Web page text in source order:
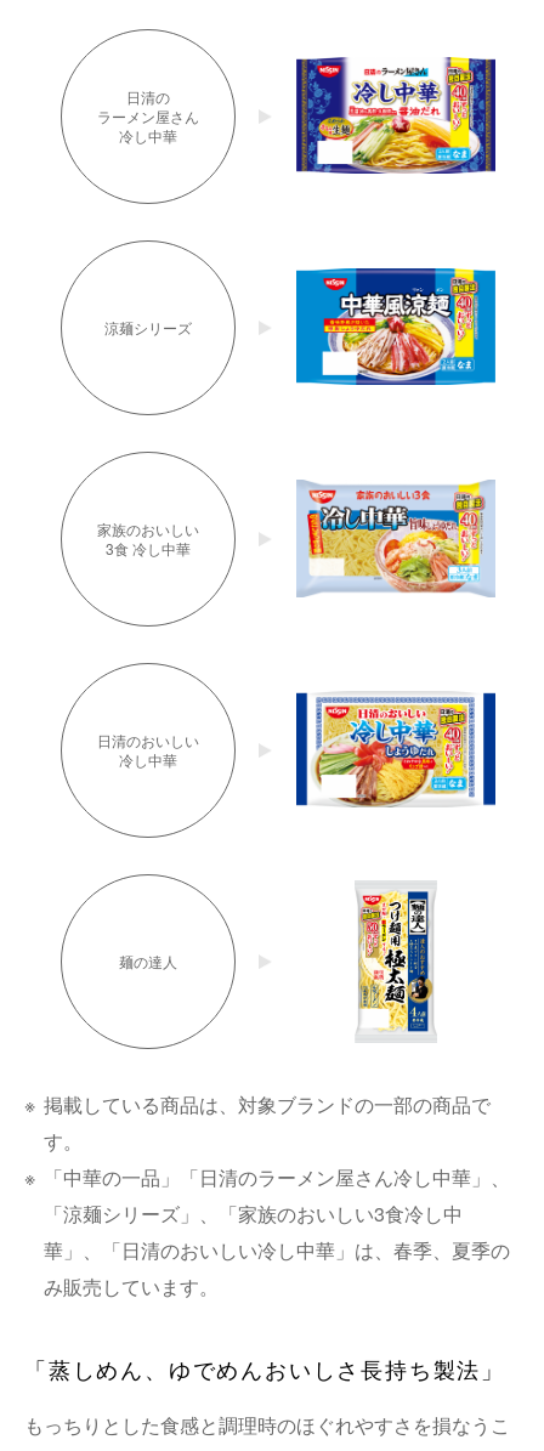
日清の
ラーメン屋さん
冷し中華
涼麺シリーズ
家族のおいしい
3食 冷し中華
日清のおいしい
冷し中華
麺の達人
※ 掲載している商品は、対象ブランドの一部の商品で
す。
※
「中華の一品」「日清のラーメン屋さん冷し中華」、
「涼麺シリーズ」、「家族のおいしい3食冷し中
華」、「日清のおいしい冷し中華」は、春季、夏季の
み販売しています。
「蒸しめん、ゆでめんおいしさ長持ち製法」
もっちりとした食感と調理時のほぐれやすさを損なうこ